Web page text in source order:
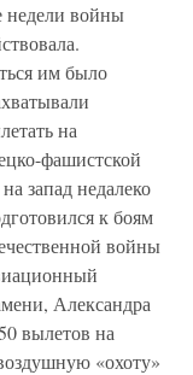
недели войны
им было
на
фашистской
запад недалеко
к боям
войны
Александра
вылетов на
«охоту»